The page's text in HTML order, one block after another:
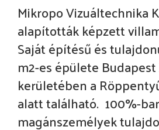
Mikropo Vizuáltechnika
alapították képzett
Saját építésű és
m2-es épülete
kerületében a
alatt található. 100%-
magánszemélyek